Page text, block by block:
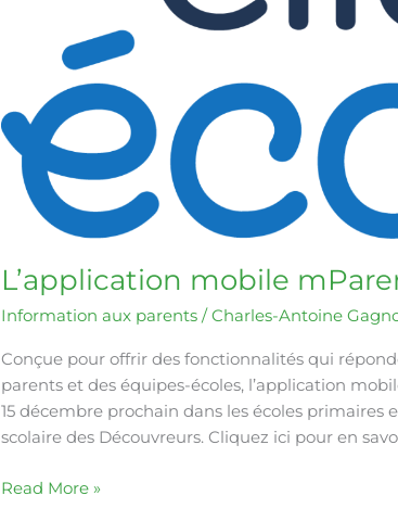
L’application mobile
Information aux parents /Charles-Antoine
Conçue pour offrir des fonctionnalités qui
parents et des équipes-écoles, l’application
15 décembre prochain dans les écoles primaires
scolaire des Découvreurs. Cliquez ici pour en
Read More »